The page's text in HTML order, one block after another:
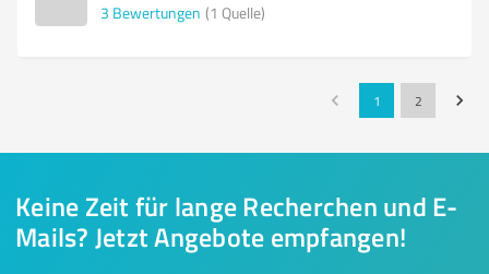
3 Bewertungen (1 Quelle)
1 2
Keine Zeit für lange Recherchen und E-
Mails? Jetzt Angebote empfangen!